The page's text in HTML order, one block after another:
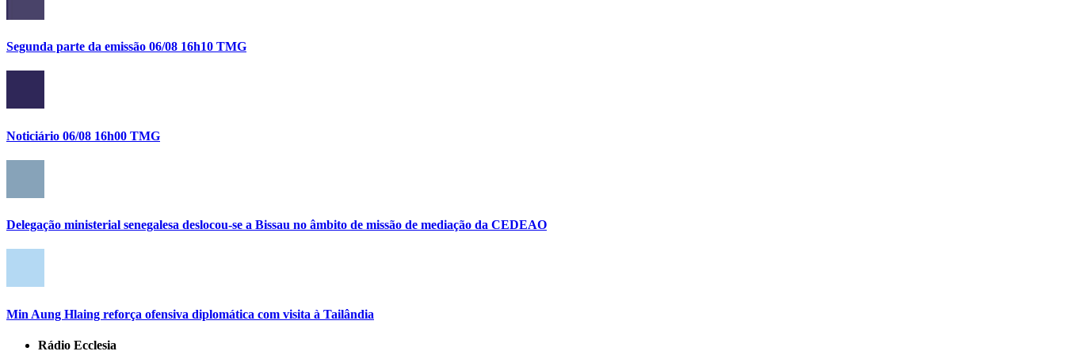
Segunda parte da emissão 06/08 16h10 TMG
Noticiário 06/08 16h00 TMG
Delegação ministerial senegalesa deslocou-se a Bissau no âmbito de missão de mediação da CEDEAO
Min Aung Hlaing reforça ofensiva diplomática com visita à Tailândia
Rádio Ecclesia